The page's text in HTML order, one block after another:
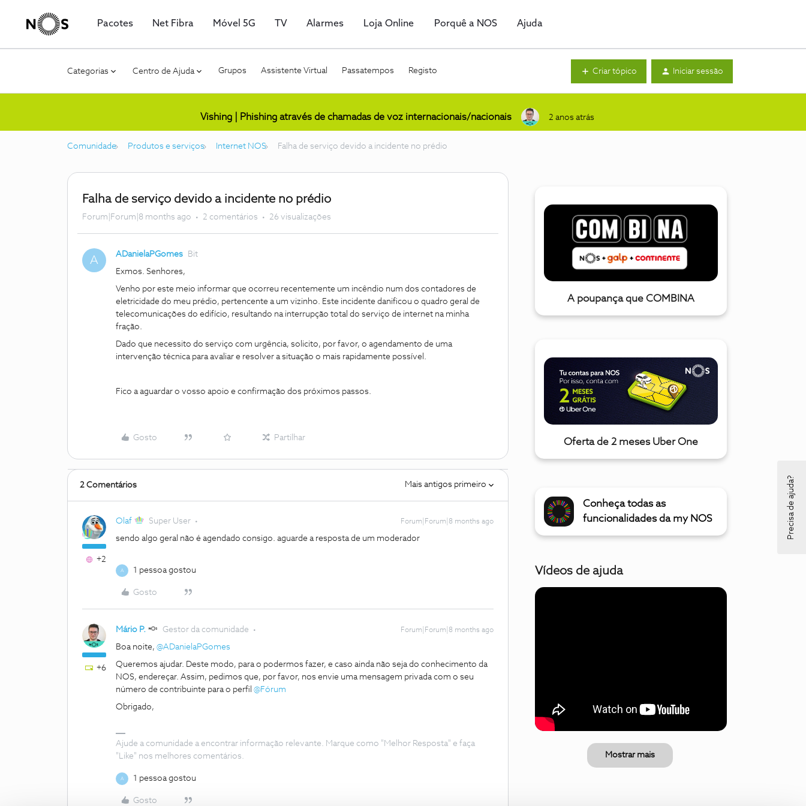
Pacotes Net Fibra Móvel 5G TV Alarmes Loja Online Porquê a NOS Ajuda
Categorias Centro de Ajuda Grupos Assistente Virtual Passatempos Registo Criar tópico Iniciar sessão
Vishing | Phishing através de chamadas de voz internacionais/nacionais 2 anos atrás
Comunidade Produtos e serviços Internet NOS Falha de serviço devido a incidente no prédio
Falha de serviço devido a incidente no prédio
Forum|Forum|8 months ago 2 comentários 26 visualizações
A ADanielaPGomes Bit
Exmos. Senhores,
Venho por este meio informar que ocorreu recentemente um incêndio num dos contadores de
eletricidade do meu prédio, pertencente a um vizinho. Este incidente danificou o quadro geral de
telecomunicações do edifício, resultando na interrupção total do serviço de internet na minha
fração.
Dado que necessito do serviço com urgência, solicito, por favor, o agendamento de uma
intervenção técnica para avaliar e resolver a situação o mais rapidamente possível.
Fico a aguardar o vosso apoio e confirmação dos próximos passos.
Gosto Partilhar
2 Comentários Mais antigos primeiro
+2
Olaf Super User Forum|Forum|8 months ago
sendo algo geral não é agendado consigo. aguarde a resposta de um moderador
A 1 pessoa gostou
Gosto
+6
Mário P. Gestor da comunidade Forum|Forum|8 months ago
Boa noite, ​ @ADanielaPGomes
Queremos ajudar. Deste modo, para o podermos fazer, e caso ainda não seja do conhecimento da
NOS, endereçar. Assim, pedimos que, por favor, nos envie uma mensagem privada com o seu
número de contribuinte para o perfil ​ @Fórum
Obrigado,
Ajude a comunidade a encontrar informação relevante. Marque como "Melhor Resposta" e faça
"Like" nos melhores comentários.
A 1 pessoa gostou
Gosto
A poupança que COMBINA
Oferta de 2 meses Uber One
Conheça todas as
funcionalidades da my NOS
Vídeos de ajuda
Mostrar mais
Precisa de ajuda?